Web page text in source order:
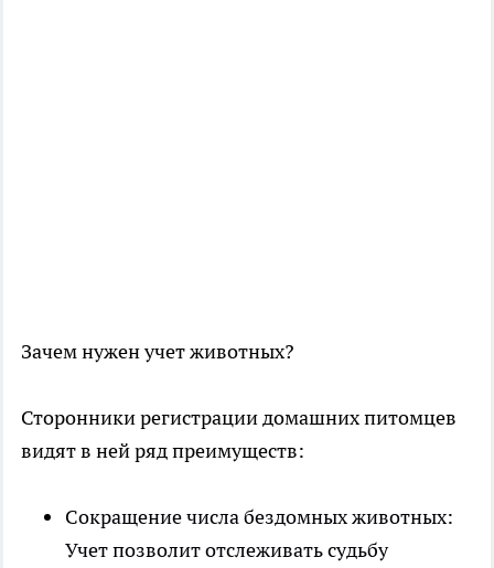
Зачем нужен учет животных?
Сторонники регистрации домашних питомцев
видят в ней ряд преимуществ:
Сокращение числа бездомных животных:
Учет позволит отслеживать судьбу